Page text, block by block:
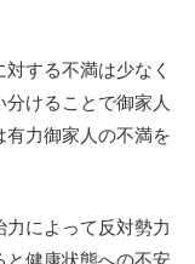
する不満は少なく
けることで御家人
有力御家人の不満を
によって反対勢力